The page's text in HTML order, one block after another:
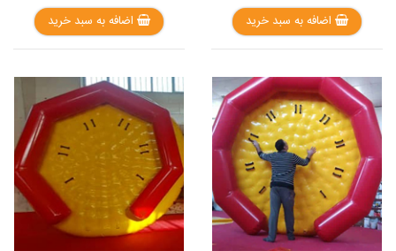
اضافه به سبد خرید اضافه به سبد خرید